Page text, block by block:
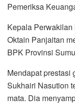
Pemeriksa
Kepala Perwakilan
Oktain Panjaitan
BPK Provinsi
Mendapat prestasi
Sukhairi Nasution
mata. Dia